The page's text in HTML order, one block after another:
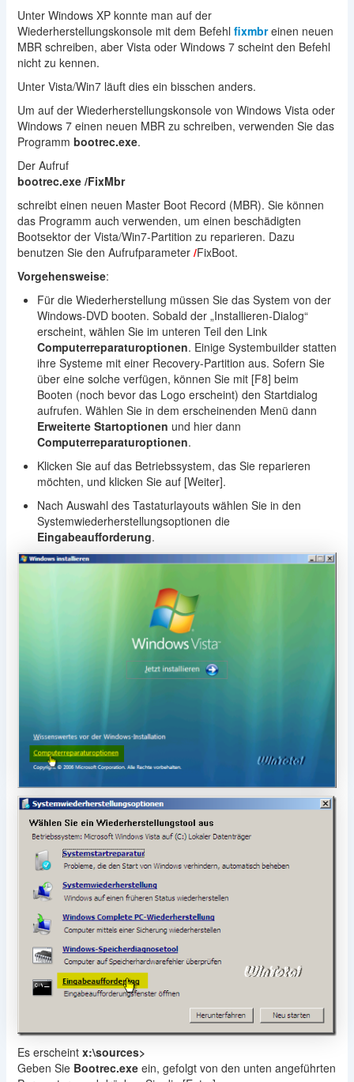
Unter Windows XP konnte man auf der
Wiederherstellungskonsole mit dem Befehl fixmbreinen neuen
MBR schreiben, aber Vista oder Windows 7 scheint den Befehl
nicht zu kennen.
Unter Vista/Win7 läuft dies ein bisschen anders.
Um auf der Wiederherstellungskonsole von Windows Vista oder
Windows 7 einen neuen MBR zu schreiben, verwenden Sie das
Programm bootrec.exe.
Der Aufruf
bootrec.exe /FixMbr
schreibt einen neuen Master Boot Record (MBR). Sie können
das Programm auch verwenden, um einen beschädigten
Bootsektor der Vista/Win7-Partition zu reparieren. Dazu
benutzen Sie den Aufrufparameter /FixBoot.
Vorgehensweise:
Für die Wiederherstellung müssen Sie das System von der
Windows-DVD booten. Sobald der „Installieren-Dialog“
erscheint, wählen Sie im unteren Teil den Link
Computerreparaturoptionen. Einige Systembuilder statten
ihre Systeme mit einer Recovery-Partition aus. Sofern Sie
über eine solche verfügen, können Sie mit [F8] beim
Booten (noch bevor das Logo erscheint) den Startdialog
aufrufen. Wählen Sie in dem erscheinenden Menü dann
Erweiterte Startoptionen und hier dann
Computerreparaturoptionen.
Klicken Sie auf das Betriebssystem, das Sie reparieren
möchten, und klicken Sie auf [Weiter].
Nach Auswahl des Tastaturlayouts wählen Sie in den
Systemwiederherstellungsoptionen die
Eingabeaufforderung.
Es erscheint x:\sources>
Geben Sie Bootrec.exeein, gefolgt von den unten angeführten